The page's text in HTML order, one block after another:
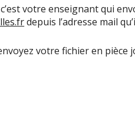
votre enseignant qui
depuis l’adresse mail
votre fichier en pièce